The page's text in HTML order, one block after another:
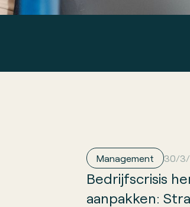
Management 30/
Bedrijfscrisis
aanpakken: